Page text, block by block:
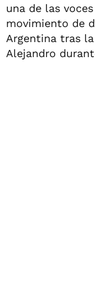
una de las
movimiento de
Argentina tras
Alejandro